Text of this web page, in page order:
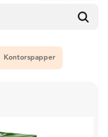
Kontorspapper